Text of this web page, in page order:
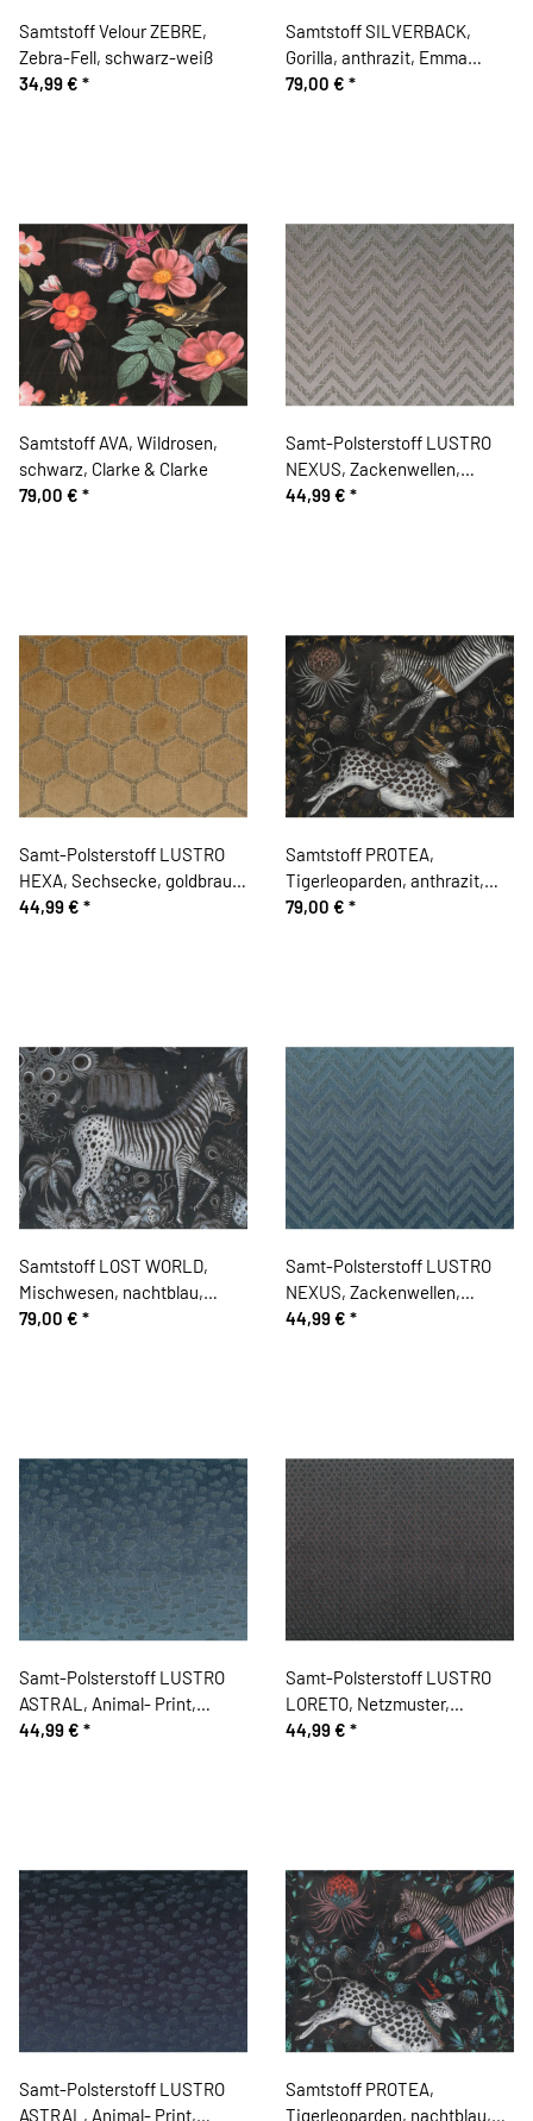
Samtstoff Velour ZEBRE,
Zebra-Fell, schwarz-weiß
34,99 € *
Samtstoff SILVERBACK,
Gorilla, anthrazit, Emma
Shipley
79,00 € *
Samtstoff AVA, Wildrosen,
schwarz, Clarke & Clarke
79,00 € *
Samt-Polsterstoff LUSTRO
NEXUS, Zackenwellen,
silbergrau, Sanderson
44,99 € *
Samt-Polsterstoff LUSTRO
HEXA, Sechsecke, goldbraun,
Sanderson
44,99 € *
Samtstoff PROTEA,
Tigerleoparden, anthrazit,
Emma Shipley
79,00 € *
Samtstoff LOST WORLD,
Mischwesen, nachtblau,
Emma Shipley
79,00 € *
Samt-Polsterstoff LUSTRO
NEXUS, Zackenwellen,
taubenblau, Sanderson
44,99 € *
Samt-Polsterstoff LUSTRO
ASTRAL, Animal- Print,
taubenblau, Sanderson
44,99 € *
Samt-Polsterstoff LUSTRO
LORETO, Netzmuster,
anthrazit
44,99 € *
Samt-Polsterstoff LUSTRO
ASTRAL, Animal- Print,
Samtstoff PROTEA,
Tigerleoparden, nachtblau,